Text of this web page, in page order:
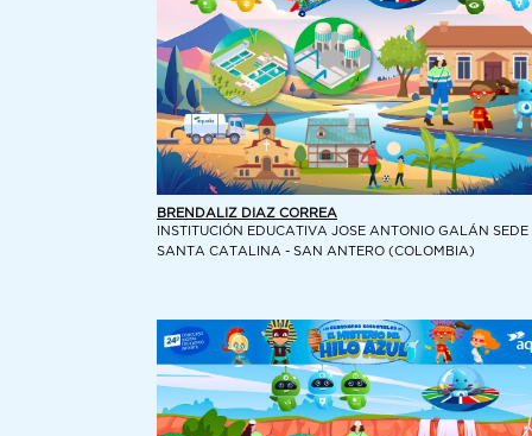
BRENDALIZ DIAZ CORREA
INSTITUCIÓN EDUCATIVA JOSE ANTONIO GALÁN SEDE
SANTA CATALINA - SAN ANTERO (COLOMBIA)